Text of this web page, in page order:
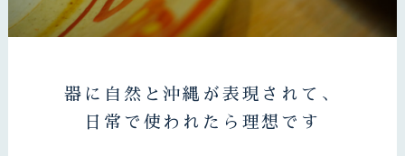
器に自然と沖縄が表現されて、
日常で使われたら理想です